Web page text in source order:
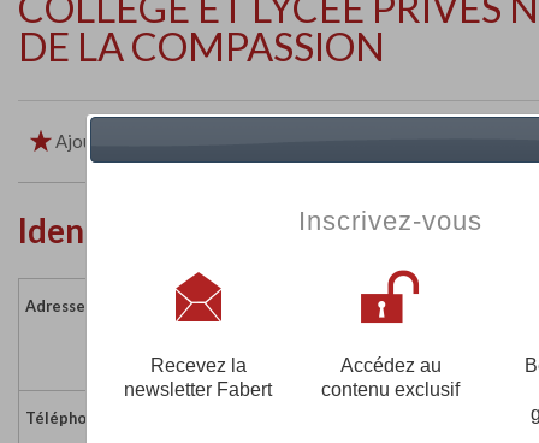
DE LA COMPASSION
Ajouter aux favoris
Identité de l'établissement
Adresse :
France
Téléphone :
Inscrivez-vous
Recevez la
newsletter Fabert
Accédez au
contenu exclusif